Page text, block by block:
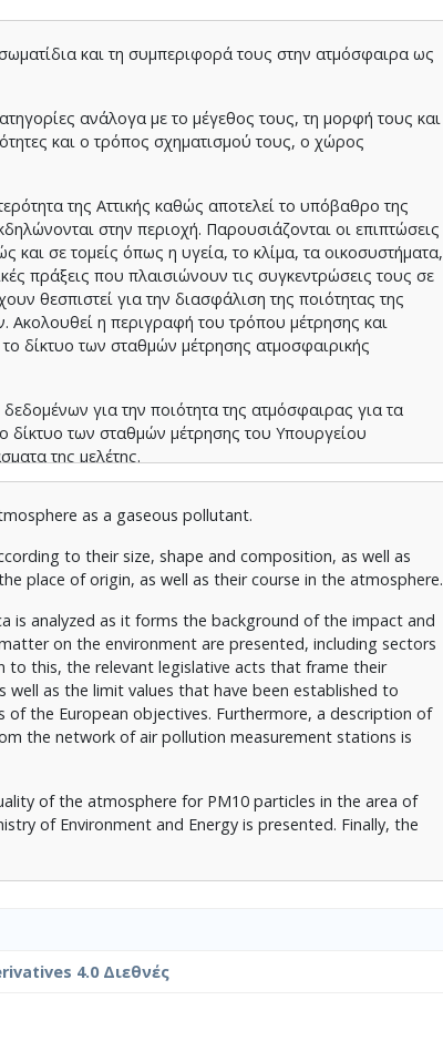
και τη συμπεριφορά τους στην ατμόσφαιρα ως
ανάλογα με το μέγεθος τους, τη μορφή τους και
και ο τρόπος σχηματισμού τους, ο χώρος
της Αττικής καθώς αποτελεί το υπόβαθρο της
στην περιοχή. Παρουσιάζονται οι επιπτώσεις
σε τομείς όπως η υγεία, το κλίμα, τα οικοσυστήματα,
πράξεις που πλαισιώνουν τις συγκεντρώσεις τους σε
θεσπιστεί για την διασφάλιση της ποιότητας της
η περιγραφή του τρόπου μέτρησης και
δίκτυο των σταθμών μέτρησης ατμοσφαιρικής
για την ποιότητα της ατμόσφαιρας για τα
δίκτυο των σταθμών μέτρησης του Υπουργείου
της μελέτης.
as a gaseous pollutant.
to their size, shape and composition, as well as
place of origin, as well as their course in the atmosphere.
is analyzed as it forms the background of the impact and
on the environment are presented, including sectors
to this, the relevant legislative acts that frame their
as the limit values that have been established to
the European objectives. Furthermore, a description of
the network of air pollution measurement stations is
of the atmosphere for PM10 particles in the area of
of Environment and Energy is presented. Finally, the
4.0 Διεθνές